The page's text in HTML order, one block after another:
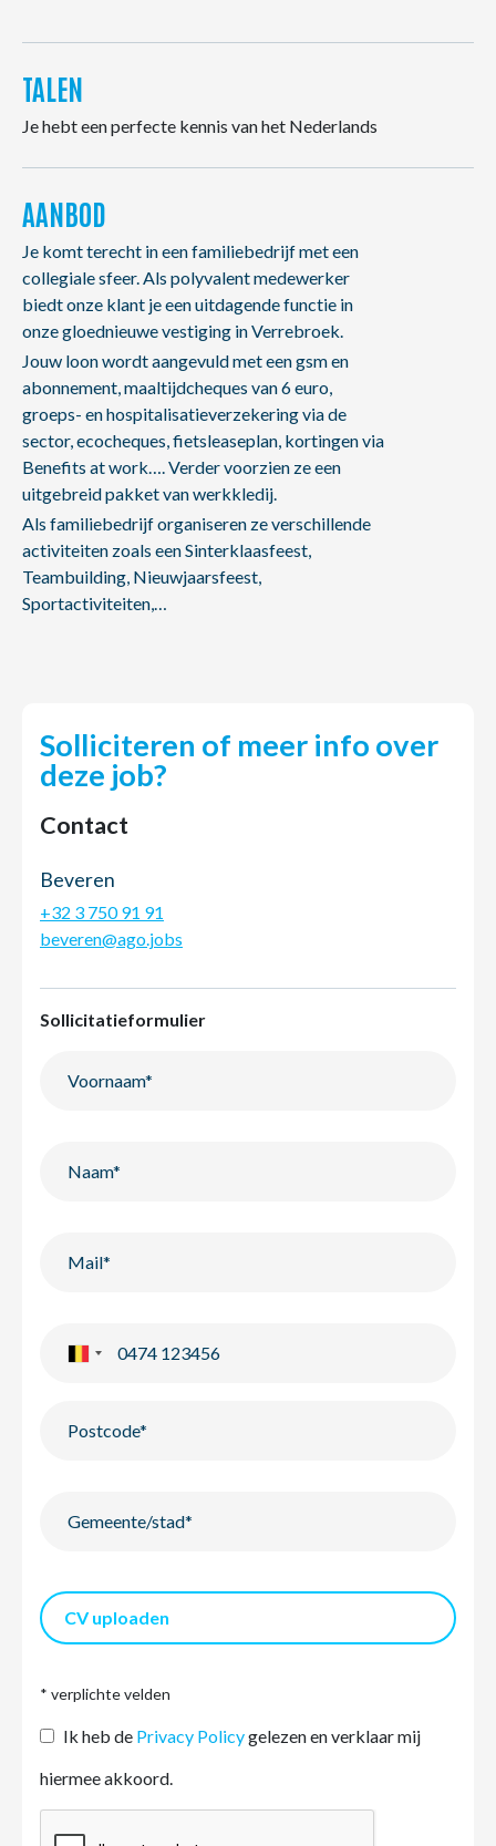
TALEN
Je hebt een perfecte kennis van het Nederlands
AANBOD
Je komt terecht in een familiebedrijf met een
collegiale sfeer. Als polyvalent medewerker
biedt onze klant je een uitdagende functie in
onze gloednieuwe vestiging in Verrebroek.
Jouw loon wordt aangevuld met een gsm en
abonnement, maaltijdcheques van 6 euro,
groeps- en hospitalisatieverzekering via de
sector, ecocheques, fietsleaseplan, kortingen via
Benefits at work…. Verder voorzien ze een
uitgebreid pakket van werkkledij.
Als familiebedrijf organiseren ze verschillende
activiteiten zoals een Sinterklaasfeest,
Teambuilding, Nieuwjaarsfeest,
Sportactiviteiten,…
Solliciteren of meer info over
deze job?
Contact
Beveren
+32 3 750 91 91
beveren@ago.jobs
Sollicitatieformulier
CV uploaden
* verplichte velden
Ik heb de Privacy Policygelezen en verklaar mij
hiermee akkoord.